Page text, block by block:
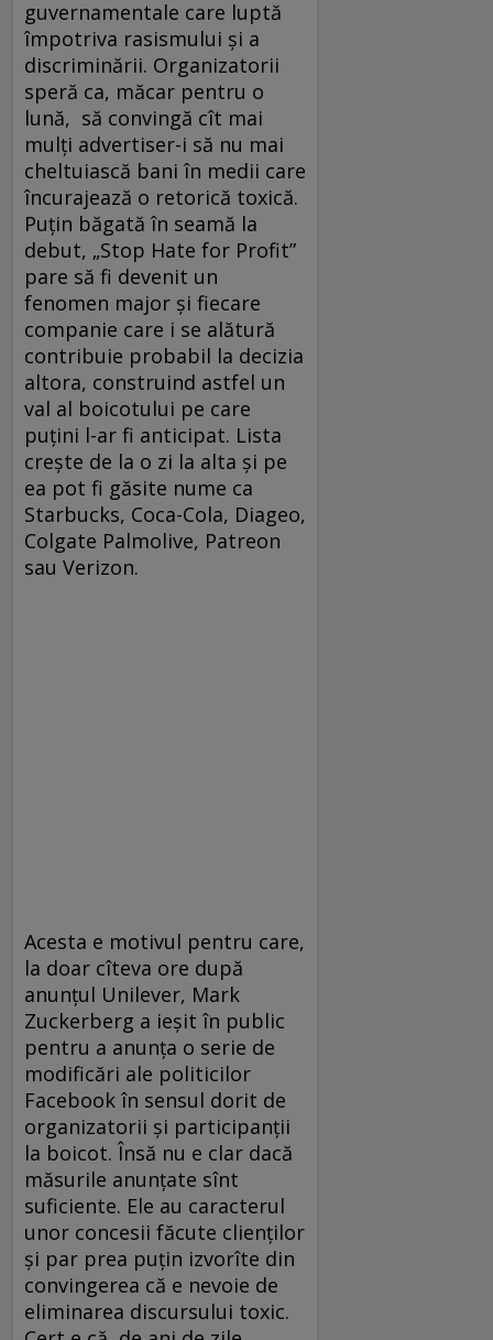
guvernamentale care luptă
împotriva rasismului și a
discriminării. Organizatorii
speră ca, măcar pentru o
lună, să convingă cît mai
mulți advertiser-i să nu mai
cheltuiască bani în medii care
încurajează o retorică toxică.
Puțin băgată în seamă la
debut, „Stop Hate for Profit”
pare să fi devenit un
fenomen major și fiecare
companie care i se alătură
contribuie probabil la decizia
altora, construind astfel un
val al boicotului pe care
puțini l-ar fi anticipat. Lista
crește de la o zi la alta și pe
ea pot fi găsite nume ca
Starbucks, Coca-Cola, Diageo,
Colgate Palmolive, Patreon
sau Verizon.
Acesta e motivul pentru care,
la doar cîteva ore după
anunțul Unilever, Mark
Zuckerberg a ieșit în public
pentru a anunța o serie de
modificări ale politicilor
Facebook în sensul dorit de
organizatorii și participanții
la boicot. Însă nu e clar dacă
măsurile anunțate sînt
suficiente. Ele au caracterul
unor concesii făcute clienților
și par prea puțin izvorîte din
convingerea că e nevoie de
eliminarea discursului toxic.